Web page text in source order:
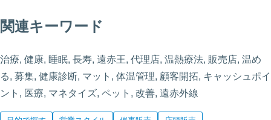
関連キーワード
治療, 健康, 睡眠, 長寿, 遠赤王, 代理店, 温熱療法, 販売店, 温め
る, 募集, 健康診断, マット, 体温管理, 顧客開拓, キャッシュポイ
ント, 医療, マネタイズ, ペット, 改善, 遠赤外線